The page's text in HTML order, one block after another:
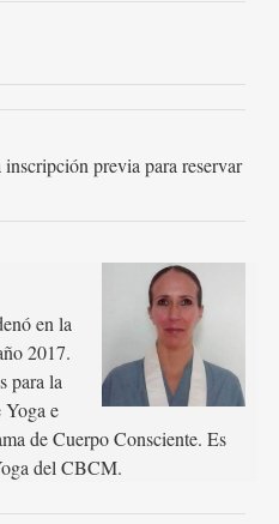
previa para reservar
en la
2017.
para la
Yoga e
de Cuerpo Consciente. Es
del CBCM.